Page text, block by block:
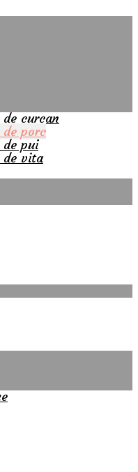
curcan
porc
pui
de vita